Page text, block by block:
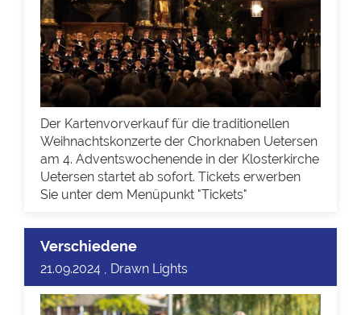
Der Kartenvorverkauf für die traditionellen
Weihnachtskonzerte der Chorknaben Uetersen
am 4. Adventswochenende in der Klosterkirche
Uetersen startet ab sofort. Tickets erwerben
Sie unter dem Menüpunkt "Tickets"
Verschiedene
21.09.2024 , Drawn Lights